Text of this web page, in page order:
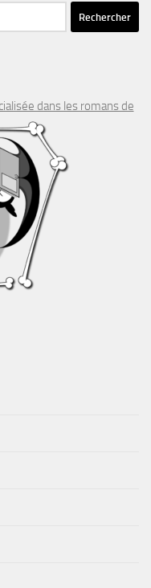
dans les romans de